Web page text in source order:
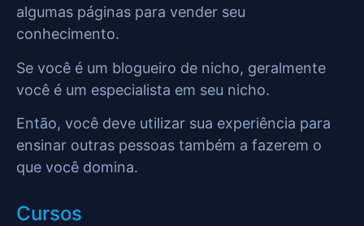
algumas páginas para vender seu
conhecimento.
Se você é um blogueiro de nicho, geralmente
você é um especialista em seu nicho.
Então, você deve utilizar sua experiência para
ensinar outras pessoas também a fazerem o
que você domina.
Cursos